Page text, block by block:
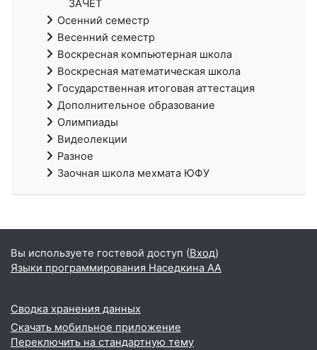
ЗАЧЕТ
Осенний семестр
Весенний семестр
Воскресная компьютерная школа
Воскресная математическая школа
Государственная итоговая аттестация
Дополнительное образование
Олимпиады
Видеолекции
Разное
Заочная школа мехмата ЮФУ
Вы используете гостевой доступ (Вход)
Языки программирования Наседкина АА
Сводка хранения данных
Скачать мобильное приложение
Переключить на стандартную тему